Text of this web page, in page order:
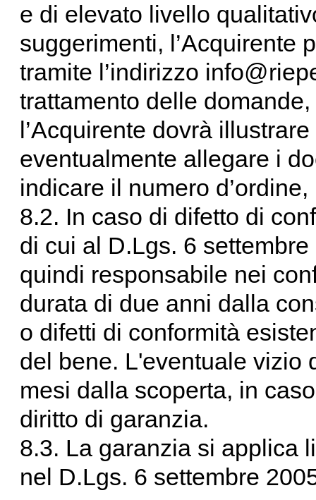
e di elevato livello
suggerimenti, l’Acquirente
tramite l’indirizzo
trattamento delle
l’Acquirente dovrà
eventualmente allegare i
indicare il numero
8.2. In caso di difetto di
di cui al D.Lgs. 6
quindi responsabile nei
durata di due anni dalla
o difetti di conformità
del bene. L'eventuale vizio
mesi dalla scoperta, in
diritto di garanzia.
8.3. La garanzia si applica
nel D.Lgs. 6 settembre